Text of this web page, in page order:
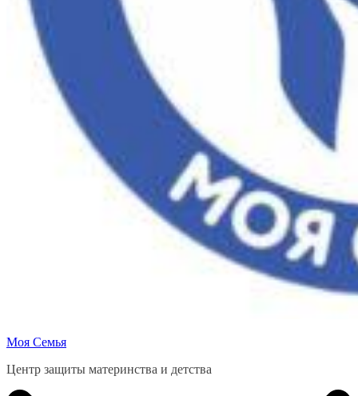
Моя Семья
Центр защиты материнства и детства